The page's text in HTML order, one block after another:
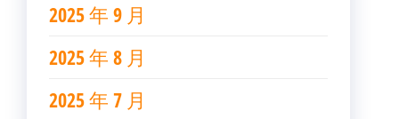
2025 年 9 月
2025 年 8 月
2025 年 7 月